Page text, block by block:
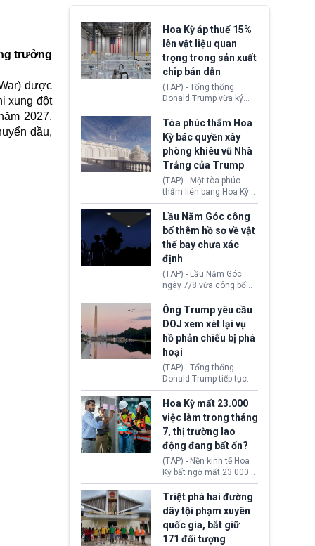
trưởng
được
xung đột
2027.
dầu,
Hoa Kỳ áp thuế 15%
lên vật liệu quan
trọng trong sản xuất
chip bán dẫn
(TAP) - Tổng thống
Donald Trump vừa ký
sắc lệnh áp thuế bổ
sung 15% cùng cơ chế
giá sàn nhập khẩu
nghiêm ngặt đối với
polysilicon và các sản
phẩm hạ nguồn. Quyết
định này nhằm khôi
phục chuỗi cung ứng
công nghệ, năng lượng
mặt trời nội địa trước sự
thống trị của Trung
Quốc.
Tòa phúc thẩm Hoa
Kỳ bác quyền xây
phòng khiêu vũ Nhà
Trắng của Trump
(TAP) - Một tòa phúc
thẩm liên bang Hoa Kỳ
vừa phán quyết, chính
quyền Tổng thống
Donald Trump không có
quyền tự ý xây phòng
khiêu vũ mới rộng
khoảng 90.000 feet
vuông tại khu vực Cánh
Đông Nhà Trắng.
Lầu Năm Góc công
bố thêm hồ sơ về vật
thể bay chưa xác
định
(TAP) - Lầu Năm Góc
ngày 7/8 vừa công bố
thêm 41 hồ sơ liên quan
đến UFO hay còn được
gọi là hiện tượng bất
thường chưa xác định
(UAP). Những tài liệu này
bao gồm hình ảnh,
video, báo cáo từ nhiều
cơ quan khác nhau như
Cục Điều tra Liên bang
(FBI), Cơ quan Tình báo
Trung ương (CIA) và Bộ
Ngoại giao (DOS).
Ông Trump yêu cầu
DOJ xem xét lại vụ
hồ phản chiếu bị phá
hoại
(TAP) - Tổng thống
Donald Trump tiếp tục
cho rằng, hồ phản chiếu
trước Đài tưởng niệm
Lincoln bị phá hoại. Lãnh
đạo Nhà Trắng yêu cầu
Bộ Tư pháp (DOJ) xem
xét lại quyết định hủy
truy tố những cá nhân bị
nghi ngờ làm hư hại
công trình.
Hoa Kỳ mất 23.000
việc làm trong tháng
7, thị trường lao
động đang bất ổn?
(TAP) - Nền kinh tế Hoa
Kỳ bất ngờ mất 23.000
việc làm vào tháng 7,
cho thấy thị trường lao
động có dấu hiệu suy
yếu sau thời gian duy trì
tương đối ổn định suốt
nửa năm 2026.
Triệt phá hai đường
dây tội phạm xuyên
quốc gia, bắt giữ
171 đối tượng